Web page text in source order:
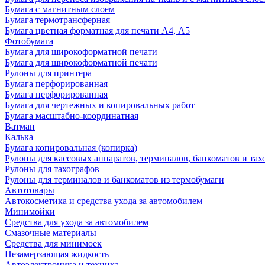
Бумага с магнитным слоем
Бумага термотрансферная
Бумага цветная форматная для печати А4, А5
Фотобумага
Бумага для широкоформатной печати
Бумага для широкоформатной печати
Рулоны для принтера
Бумага перфорированная
Бумага перфорированная
Бумага для чертежных и копировальных работ
Бумага масштабно-координатная
Ватман
Калька
Бумага копировальная (копирка)
Рулоны для кассовых аппаратов, терминалов, банкоматов и
Рулоны для тахографов
Рулоны для терминалов и банкоматов из термобумаги
Автотовары
Автокосметика и средства ухода за автомобилем
Минимойки
Средства для ухода за автомобилем
Смазочные материалы
Средства для минимоек
Незамерзающая жидкость